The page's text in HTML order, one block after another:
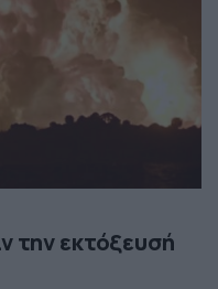
την εκτόξευσή